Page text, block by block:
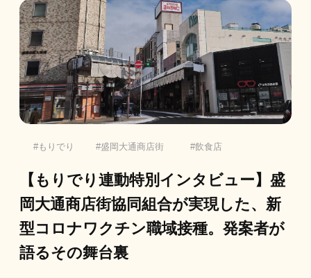
もりでり 盛岡大通商店街 飲食店
【もりでり連動特別インタビュー】盛
岡大通商店街協同組合が実現した、新
型コロナワクチン職域接種。発案者が
語るその舞台裏